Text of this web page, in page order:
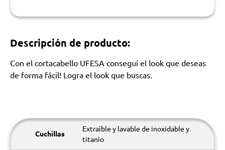
Descripción de producto:
Con el cortacabello UFESA conseguí el look que deseas
de forma fácil! Logra el look que buscas.
Cuchillas
Extraíble y lavable de inoxidable y
titanio